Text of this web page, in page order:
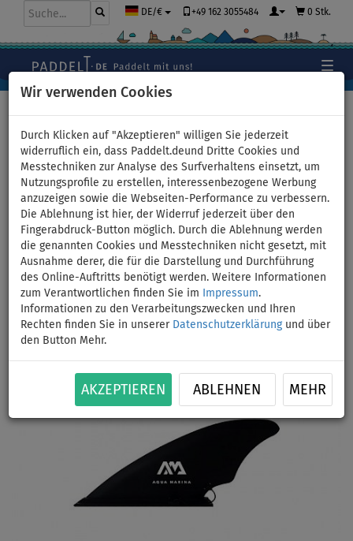
Wir verwenden Cookies
Durch Klicken auf "Akzeptieren" willigen Sie jederzeit
widerruflich ein, dass Paddelt.deund Dritte Cookies und
Messtechniken zur Analyse des Surfverhaltens einsetzt, um
Nutzungsprofile zu erstellen, interessenbezogene Werbung
anzuzeigen sowie die Webseiten-Performance zu verbessern.
Die Ablehnung ist hier, der Widerruf jederzeit über den
Fingerabdruck-Button möglich. Durch die Ablehnung werden
die genannten Cookies und Messtechniken nicht gesetzt, mit
Ausnahme derer, die für die Darstellung und Durchführung
des Online-Auftritts benötigt werden. Weitere Informationen
zum Verantwortlichen finden Sie im
Impressum.
Informationen zu den Verarbeitungszwecken und Ihren
Rechten finden Sie in unserer Datenschutzerklärungund über
den Button Mehr.
AKZEPTIEREN ABLEHNEN MEHR
DE/€ +49 162 3055484 0 Stk.
AQUA MARINA RIVER SLIDE-IN
Finne für SUP Boards
BIS
-22 %